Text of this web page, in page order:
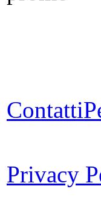
Contatti
Privacy